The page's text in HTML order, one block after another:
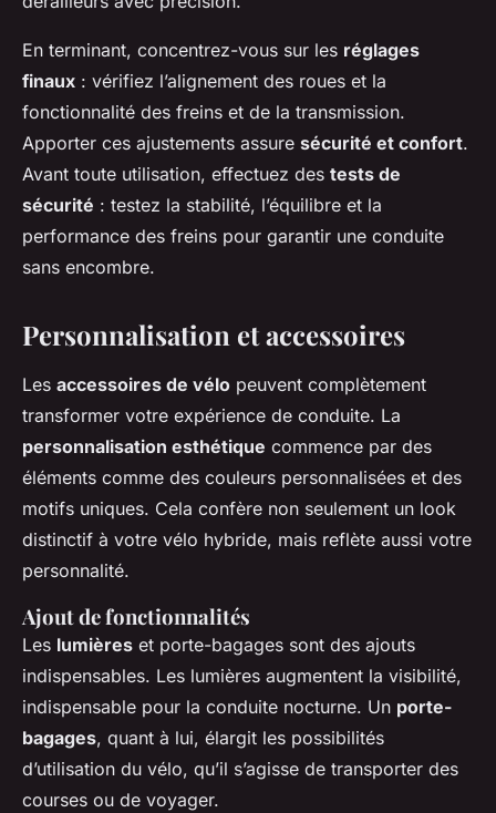
En terminant, concentrez-vous sur les réglages
finaux : vérifiez l’alignement des roues et la
fonctionnalité des freins et de la transmission.
Apporter ces ajustements assure sécurité et confort.
Avant toute utilisation, effectuez des tests de
sécurité : testez la stabilité, l’équilibre et la
performance des freins pour garantir une conduite
sans encombre.
Personnalisation et accessoires
Les accessoires de vélo peuvent complètement
transformer votre expérience de conduite. La
personnalisation esthétique commence par des
éléments comme des couleurs personnalisées et des
motifs uniques. Cela confère non seulement un look
distinctif à votre vélo hybride, mais reflète aussi votre
personnalité.
Ajout de fonctionnalités
Les lumières et porte-bagages sont des ajouts
indispensables. Les lumières augmentent la visibilité,
indispensable pour la conduite nocturne. Un porte-
bagages, quant à lui, élargit les possibilités
d’utilisation du vélo, qu’il s’agisse de transporter des
courses ou de voyager.